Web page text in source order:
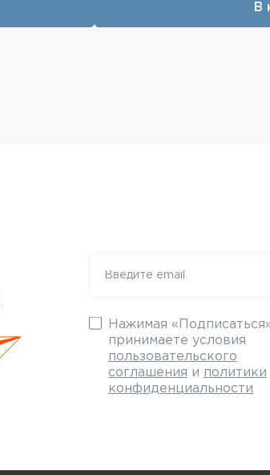
В
Нажимая
принимаете условия
пользовательского
соглашения и политики
конфиденциальности